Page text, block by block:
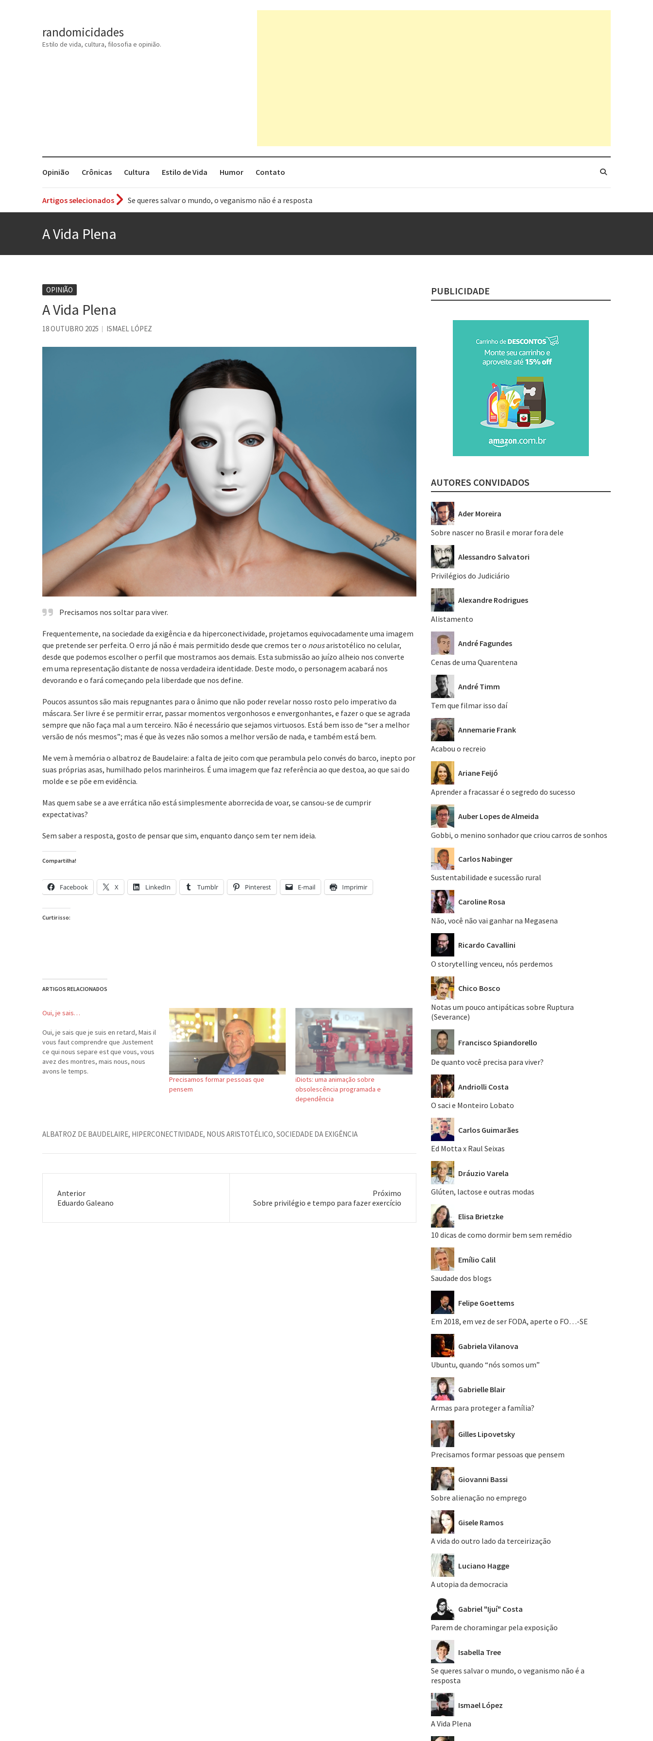
randomicidades
Estilo de vida, cultura, filosofia e opinião.
Opinião Crônicas Cultura Estilo de Vida Humor Contato
Artigos selecionados
Tem que filmar isso daí
Contardo Calligaris prega o “direito à tristeza”
Se queres salvar o mundo, o veganismo não é a resposta
A Vida Plena
OPINIÃO
A Vida Plena
18 OUTUBRO 2025 ISMAEL LÓPEZ
Precisamos nos soltar para viver.
Frequentemente, na sociedade da exigência e da hiperconectividade, projetamos equivocadamente uma imagem
que pretende ser perfeita. O erro já não é mais permitido desde que cremos ter o nousaristotélico no celular,
desde que podemos escolher o perfil que mostramos aos demais. Esta submissão ao juízo alheio nos converte
em uma representação distante de nossa verdadeira identidade. Deste modo, o personagem acabará nos
devorando e o fará começando pela liberdade que nos define.
Poucos assuntos são mais repugnantes para o ânimo que não poder revelar nosso rosto pelo imperativo da
máscara. Ser livre é se permitir errar, passar momentos vergonhosos e envergonhantes, e fazer o que se agrada
sempre que não faça mal a um terceiro. Não é necessário que sejamos virtuosos. Está bem isso de “ser a melhor
versão de nós mesmos”; mas é que às vezes não somos a melhor versão de nada, e também está bem.
Me vem à memória o albatroz de Baudelaire: a falta de jeito com que perambula pelo convés do barco, inepto por
suas próprias asas, humilhado pelos marinheiros. É uma imagem que faz referência ao que destoa, ao que sai do
molde e se põe em evidência.
Mas quem sabe se a ave errática não está simplesmente aborrecida de voar, se cansou-se de cumprir
expectativas?
Sem saber a resposta, gosto de pensar que sim, enquanto danço sem ter nem ideia.
Compartilha!
Facebook X LinkedIn Tumblr Pinterest E-mail Imprimir
Curtir isso:
ARTIGOS RELACIONADOS
Oui, je sais…
Oui, je sais que je suis en retard, Mais il
vous faut comprendre que Justement
ce qui nous separe est que vous, vous
avez des montres, mais nous, nous
avons le temps.
Precisamos formar pessoas que
pensem
iDiots: uma animação sobre
obsolescência programada e
dependência
ALBATROZ DE BAUDELAIRE, HIPERCONECTIVIDADE, NOUS ARISTOTÉLICO, SOCIEDADE DA EXIGÊNCIA
Anterior
Post
Eduardo Galeano
Próximo
Próximo
Sobre privilégio e tempo para fazer exercício
PUBLICIDADE
AUTORES CONVIDADOS
Ader Moreira
Sobre nascer no Brasil e morar fora dele
Alessandro Salvatori
Privilégios do Judiciário
Alexandre Rodrigues
Alistamento
André Fagundes
Cenas de uma Quarentena
André Timm
Tem que filmar isso daí
Annemarie Frank
Acabou o recreio
Ariane Feijó
Aprender a fracassar é o segredo do sucesso
Auber Lopes de Almeida
Gobbi, o menino sonhador que criou carros de sonhos
Carlos Nabinger
Sustentabilidade e sucessão rural
Caroline Rosa
Não, você não vai ganhar na Megasena
Ricardo Cavallini
O storytelling venceu, nós perdemos
Chico Bosco
Notas um pouco antipáticas sobre Ruptura
(Severance)
Francisco Spiandorello
De quanto você precisa para viver?
Andriolli Costa
O saci e Monteiro Lobato
Carlos Guimarães
Ed Motta x Raul Seixas
Dráuzio Varela
Glúten, lactose e outras modas
Elisa Brietzke
10 dicas de como dormir bem sem remédio
Emílio Calil
Saudade dos blogs
Felipe Goettems
Em 2018, em vez de ser FODA, aperte o FO…-SE
Gabriela Vilanova
Ubuntu, quando “nós somos um”
Gabrielle Blair
Armas para proteger a família?
Gilles Lipovetsky
Precisamos formar pessoas que pensem
Giovanni Bassi
Sobre alienação no emprego
Gisele Ramos
A vida do outro lado da terceirização
Luciano Hagge
A utopia da democracia
Gabriel "Ijuí" Costa
Parem de choramingar pela exposição
Isabella Tree
Se queres salvar o mundo, o veganismo não é a
resposta
Ismael López
A Vida Plena